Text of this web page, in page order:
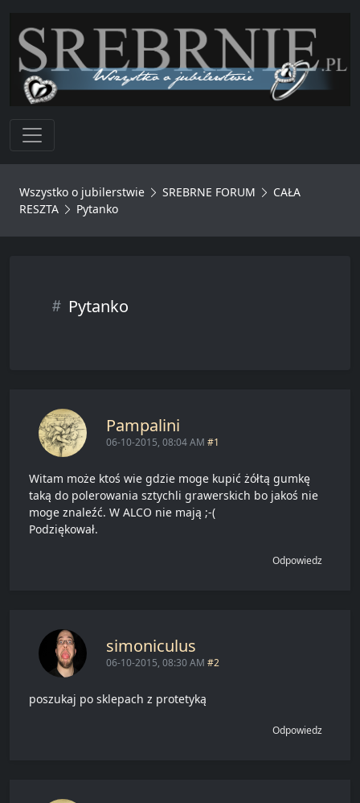
Toggle navigation
Wszystko o jubilerstwie SREBRNE FORUM
CAŁA
RESZTA
Pytanko
Pytanko
Pampalini
06-10-2015, 08:04 AM #1
Witam może ktoś wie gdzie moge kupić żółtą gumkę
taką do polerowania sztychli grawerskich bo jakoś nie
moge znaleźć. W ALCO nie mają ;-(
Podziękował.
Odpowiedz
simoniculus
06-10-2015, 08:30 AM #2
poszukaj po sklepach z protetyką
Odpowiedz